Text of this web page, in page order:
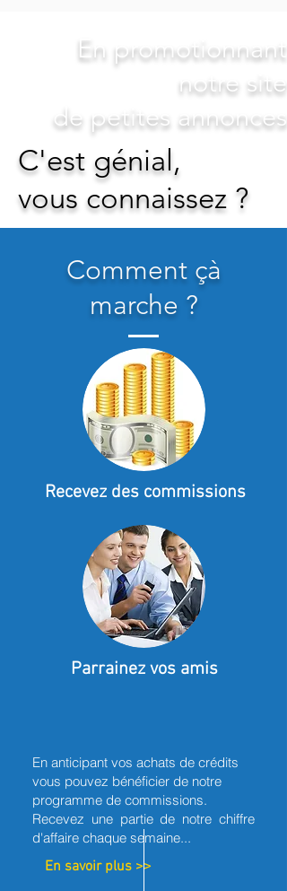
En promotionnant
notre site
de petites annonces
C'est génial,
vous connaissez ?
Comment çà
marche ?
Recevez des commissions
Parrainez vos amis
En anticipant vos achats de crédits
vous pouvez bénéficier de notre
programme de commissions.
Recevez une partie de notre chiffre
d'affaire chaque semaine...
En savoir plus >>